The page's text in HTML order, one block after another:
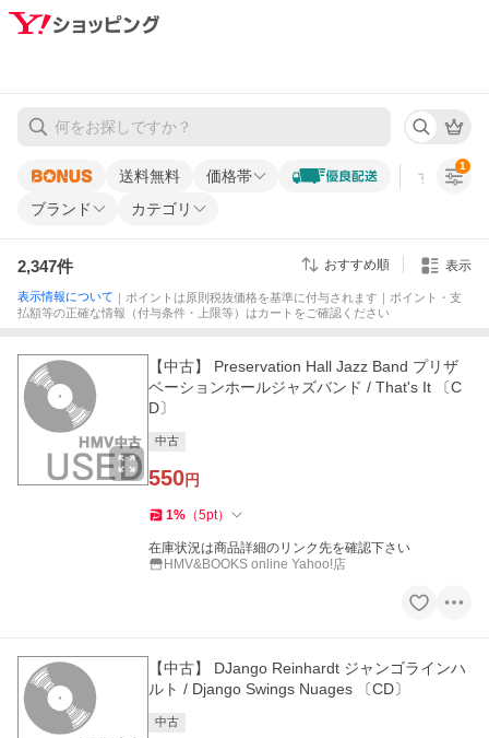
送料無料 価格帯 すべての条
ブランド カテゴリ
1
2,347件 おすすめ順 表示
表示情報について ｜ポイントは原則税抜価格を基準に付与されます｜ポイント・支
払額等の正確な情報（付与条件・上限等）はカートをご確認ください
【中古】 Preservation Hall Jazz Band プリザ
ベーションホールジャズバンド / That's It 〔C
D〕
中古
550円
1% （5pt）
在庫状況は商品詳細のリンク先を確認下さい
HMV&BOOKS online Yahoo!店
【中古】 DJango Reinhardt ジャンゴラインハ
ルト / Django Swings Nuages 〔CD〕
中古